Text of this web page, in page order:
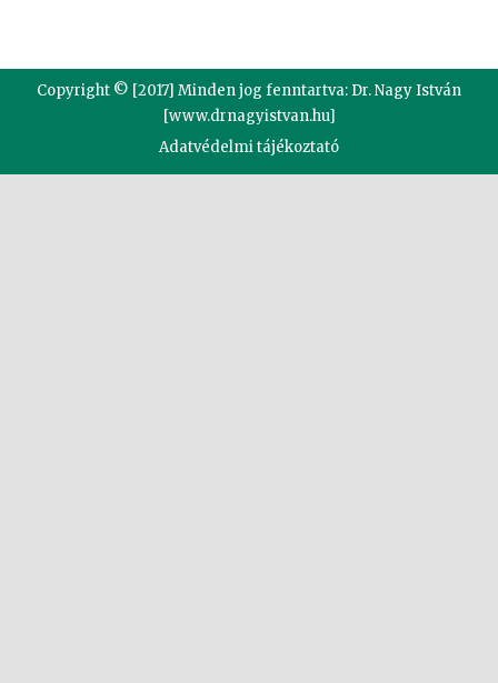
Copyright © [2017] Minden jog fenntartva: Dr. Nagy István
[www.drnagyistvan.hu]
Adatvédelmi tájékoztató